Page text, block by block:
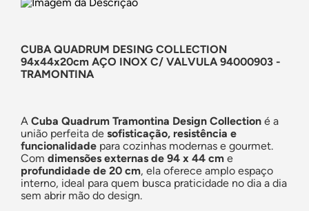
CUBA QUADRUM DESING COLLECTION
94x44x20cm AÇO INOX C/ VALVULA 94000903 -
TRAMONTINA
A Cuba Quadrum Tramontina Design Collection é a
união perfeita de sofisticação, resistência e
funcionalidade para cozinhas modernas e gourmet.
Com dimensões externas de 94 x 44 cm e
profundidade de 20 cm, ela oferece amplo espaço
interno, ideal para quem busca praticidade no dia a dia
sem abrir mão do design.